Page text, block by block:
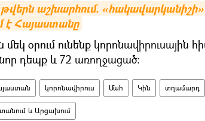
թվերն աշխարհում.
է Հայաստանը
մեկ օրում ունենք կորոնավիրուսային
դեպք և 72 առողջացած։
կորոնավիրուս Մահ Կին տղամարդ
և Արցախում